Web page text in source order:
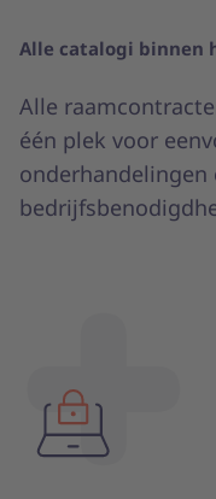
Alle catalogi binnen
Alle
één plek voor
onderhandelingen